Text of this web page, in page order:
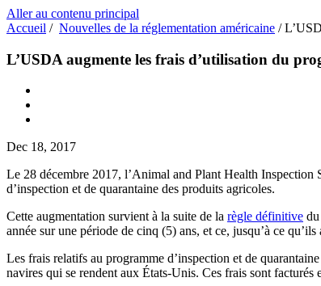
Aller au contenu principal
Accueil / Nouvelles de la réglementation américaine /
L’USDA augmente les frais d’utilisation du
Dec 18, 2017
Le 28 décembre 2017, l’Animal and Plant Health
d’inspection et de quarantaine des produits agricoles.
Cette augmentation survient à la suite de la règle définitive
année sur une période de cinq (5) ans, et ce, jusqu’à ce
Les frais relatifs au programme d’inspection et de
navires qui se rendent aux États-Unis. Ces frais sont